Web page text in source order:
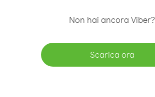
Non hai ancora Viber?
Scarica ora